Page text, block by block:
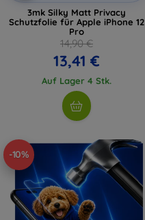
3mk Silky Matt Privacy
Schutzfolie für Apple iPhone 12
Pro
14,90 €
13,41 €
Auf Lager 4 Stk.
-10%